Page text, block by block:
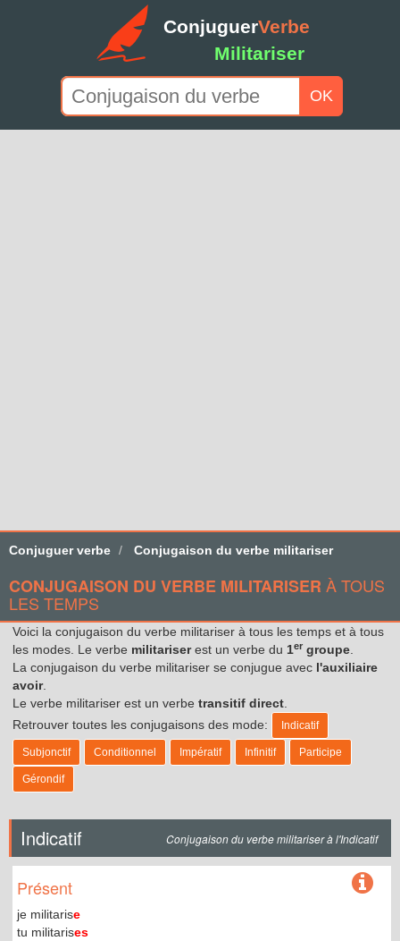
ConjuguerVerbe
Militariser
OK
Conjuguer verbe Conjugaison du verbe militariser
CONJUGAISON DU VERBE MILITARISER À TOUS
LES TEMPS
Voici la conjugaison du verbe militariser à tous les temps et à tous
les modes. Le verbe militariserest un verbe du 1er groupe
La conjugaison du verbe militariser se conjugue avec l'auxiliaire
avoir.
Le verbe militariser est un verbe transitif direct
Retrouver toutes les conjugaisons des mode:
Indicatif
Subjonctif Conditionnel Impératif Infinitif Participe
Gérondif
Indicatif Conjugaison du verbe militariser à l'Indicatif
Présent
je militarise
tu militarises